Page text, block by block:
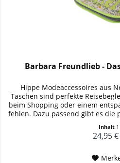
Barbara Freundlieb -
Hippe Modeaccessoires aus
Taschen sind perfekte
beim Shopping oder einem
fehlen. Dazu passend gibt es die
Inhalt 1
24,95